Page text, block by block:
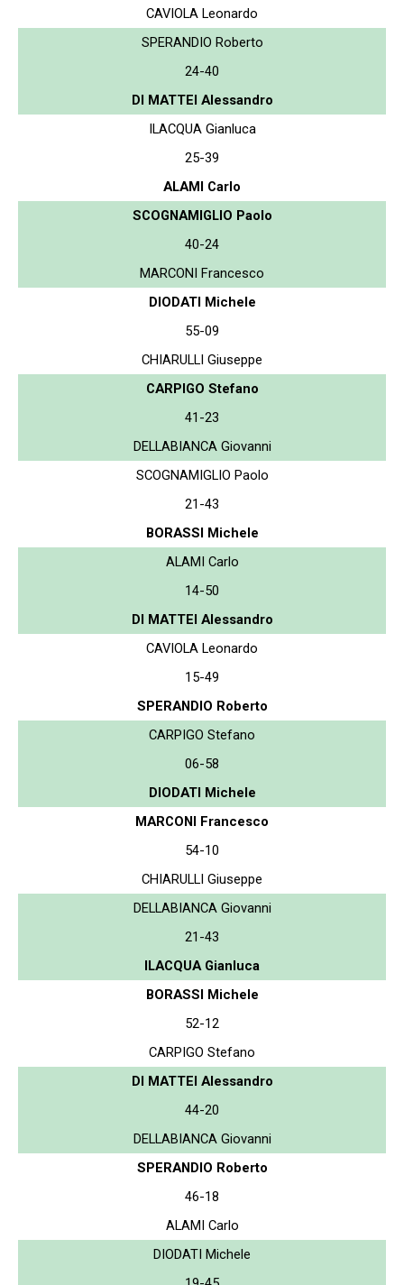
CAVIOLA Leonardo
SPERANDIO Roberto
24-40
DI MATTEI Alessandro
ILACQUA Gianluca
25-39
ALAMI Carlo
SCOGNAMIGLIO Paolo
40-24
MARCONI Francesco
DIODATI Michele
55-09
CHIARULLI Giuseppe
CARPIGO Stefano
41-23
DELLABIANCA Giovanni
SCOGNAMIGLIO Paolo
21-43
BORASSI Michele
ALAMI Carlo
14-50
DI MATTEI Alessandro
CAVIOLA Leonardo
15-49
SPERANDIO Roberto
CARPIGO Stefano
06-58
DIODATI Michele
MARCONI Francesco
54-10
CHIARULLI Giuseppe
DELLABIANCA Giovanni
21-43
ILACQUA Gianluca
BORASSI Michele
52-12
CARPIGO Stefano
DI MATTEI Alessandro
44-20
DELLABIANCA Giovanni
SPERANDIO Roberto
46-18
ALAMI Carlo
DIODATI Michele